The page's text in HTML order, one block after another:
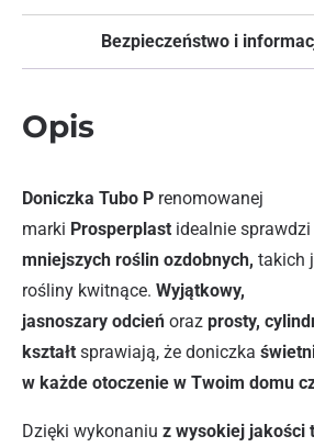
Bezpieczeństwo i
Opis
Doniczka Tubo P renomowanej
marki Prosperplast idealnie sprawdzi
mniejszych roślin ozdobnych, takich
rośliny kwitnące. Wyjątkowy,
jasnoszary odcień oraz prosty,
kształt sprawiają, że doniczka
w każde otoczenie w Twoim domu
Dzięki wykonaniu z wysokiej jakości